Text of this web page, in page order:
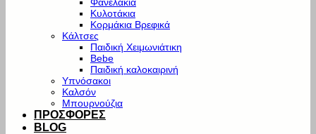
Κυλοτάκια
Κορμάκια Βρεφικά
Κάλτσες
Παιδική Χειμωνιάτικη
Bebe
Παιδική καλοκαιρινή
Υπνόσακοι
Καλσόν
Μπουρνούζια
ΠΡΟΣΦΟΡΕΣ
BLOG